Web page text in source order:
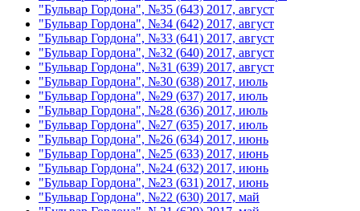
"Бульвар Гордона", №35 (643) 2017, август
"Бульвар Гордона", №34 (642) 2017, август
"Бульвар Гордона", №33 (641) 2017, август
"Бульвар Гордона", №32 (640) 2017, август
"Бульвар Гордона", №31 (639) 2017, август
"Бульвар Гордона", №30 (638) 2017, июль
"Бульвар Гордона", №29 (637) 2017, июль
"Бульвар Гордона", №28 (636) 2017, июль
"Бульвар Гордона", №27 (635) 2017, июль
"Бульвар Гордона", №26 (634) 2017, июнь
"Бульвар Гордона", №25 (633) 2017, июнь
"Бульвар Гордона", №24 (632) 2017, июнь
"Бульвар Гордона", №23 (631) 2017, июнь
"Бульвар Гордона", №22 (630) 2017, май